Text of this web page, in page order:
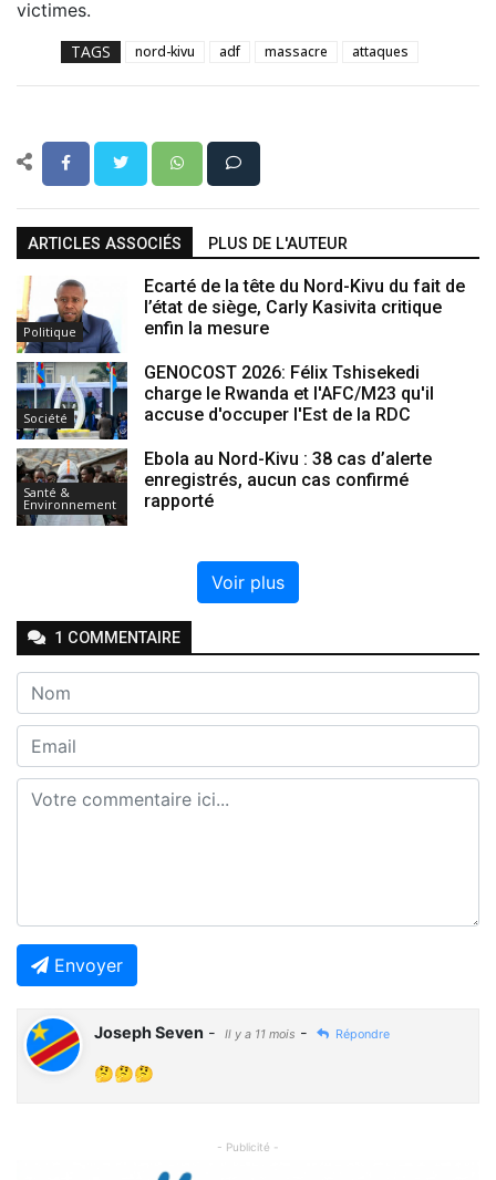
victimes.
TAGS nord-kivu adf massacre attaques
ARTICLES ASSOCIÉS PLUS DE L'AUTEUR
Politique
Ecarté de la tête du Nord-Kivu du fait de
l’état de siège, Carly Kasivita critique
enfin la mesure
Société
GENOCOST 2026: Félix Tshisekedi
charge le Rwanda et l'AFC/M23 qu'il
accuse d'occuper l'Est de la RDC
Santé &
Environnement
Ebola au Nord-Kivu : 38 cas d’alerte
enregistrés, aucun cas confirmé
rapporté
Voir plus
1 COMMENTAIRE
Envoyer
Joseph Seven - Il y a 11 mois - Répondre
🤔🤔🤔
- Publicité -